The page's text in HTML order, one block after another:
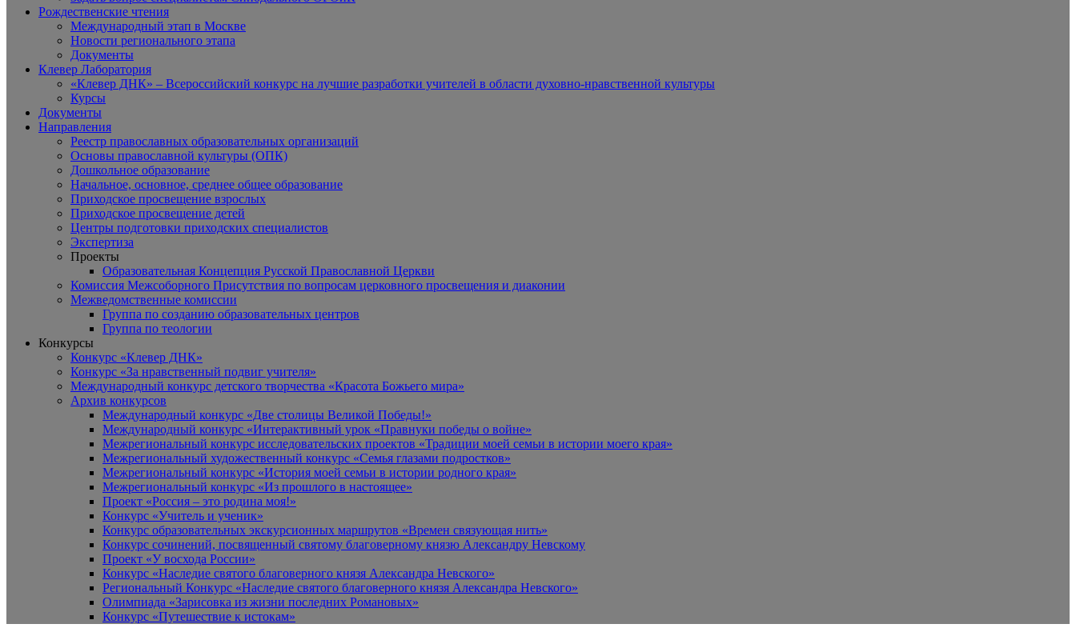
Рождественские чтения
Международный этап в Москве
Новости регионального этапа
Документы
Клевер Лаборатория
«Клевер ДНК» – Всероссийский конкурс на лучшие разработки учителей в области духовно-нравственной культуры
Курсы
Документы
Направления
Реестр православных образовательных организаций
Основы православной культуры (ОПК)
Дошкольное образование
Начальное, основное, среднее общее образование
Приходское просвещение взрослых
Приходское просвещение детей
Центры подготовки приходских специалистов
Экспертиза
Проекты
Образовательная Концепция Русской Православной Церкви
Комиссия Межсоборного Присутствия по вопросам церковного просвещения и диаконии
Межведомственные комиссии
Группа по созданию образовательных центров
Группа по теологии
Конкурсы
Конкурс «Клевер ДНК»
Конкурс «За нравственный подвиг учителя»
Международный конкурс детского творчества «Красота Божьего мира»
Архив конкурсов
Международный конкурс «Две столицы Великой Победы!»
Международный конкурс «Интерактивный урок «Правнуки победы о войне»
Межрегиональный конкурс исследовательских проектов «Традиции моей семьи в истории моего края»
Межрегиональный художественный конкурс «Семья глазами подростков»
Межрегиональный конкурс «История моей семьи в истории родного края»
Межрегиональный конкурс «Из прошлого в настоящее»
Проект «Россия – это родина моя!»
Конкурс «Учитель и ученик»
Конкурс образовательных экскурсионных маршрутов «Времен связующая нить»
Конкурс сочинений, посвященный святому благоверному князю Александру Невскому
Проект «У восхода России»
Конкурс «Наследие святого благоверного князя Александра Невского»
Региональный Конкурс «Наследие святого благоверного князя Александра Невского»
Олимпиада «Зарисовка из жизни последних Романовых»
Конкурс «Путешествие к истокам»